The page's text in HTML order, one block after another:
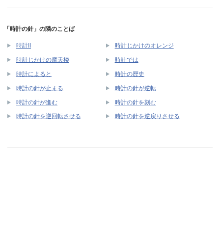
「時計の針」の隣のことば
時計II 時計じかけのオレンジ
時計じかけの摩天楼 時計では
時計によると 時計の歴史
時計の針が止まる 時計の針が逆転
時計の針が進む 時計の針を刻む
時計の針を逆回転させる 時計の針を逆戻りさせる